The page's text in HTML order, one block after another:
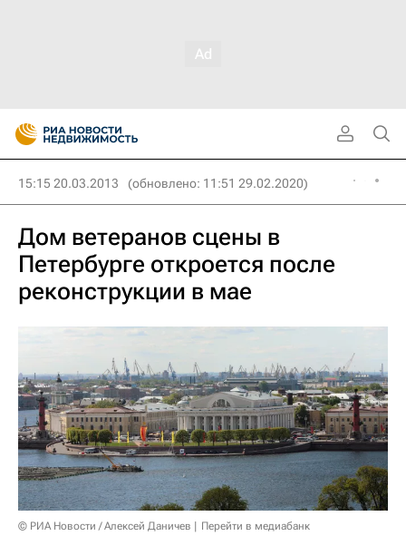
15:15 20.03.2013 (обновлено: 11:51 29.02.2020)
Дом ветеранов сцены в
Петербурге откроется после
реконструкции в мае
© РИА Новости / Алексей Даничев Перейти в медиабанк